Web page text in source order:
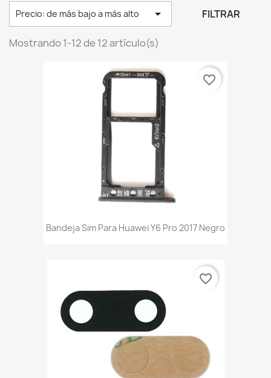
Precio: de más bajo a más alto  FILTRAR
Mostrando 1-12 de 12 artículo(s)
Bandeja Sim Para Huawei Y6 Pro 2017 Negro
favorite_border
favorite_border